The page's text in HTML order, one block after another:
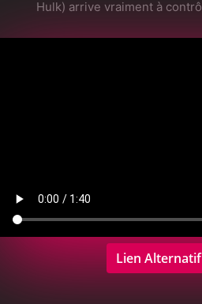
Hulk) arrive vraiment à
Lien Alternatif